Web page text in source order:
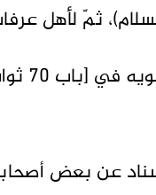
ثمّ لأهل
عن بعض